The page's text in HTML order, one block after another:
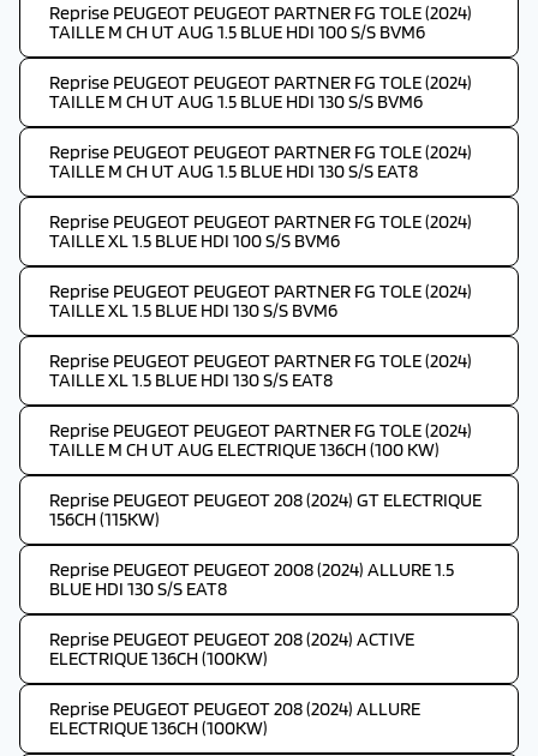
Reprise PEUGEOT PEUGEOT PARTNER FG TOLE (2024)
TAILLE M CH UT AUG 1.5 BLUE HDI 100 S/S BVM6
Reprise PEUGEOT PEUGEOT PARTNER FG TOLE (2024)
TAILLE M CH UT AUG 1.5 BLUE HDI 130 S/S BVM6
Reprise PEUGEOT PEUGEOT PARTNER FG TOLE (2024)
TAILLE M CH UT AUG 1.5 BLUE HDI 130 S/S EAT8
Reprise PEUGEOT PEUGEOT PARTNER FG TOLE (2024)
TAILLE XL 1.5 BLUE HDI 100 S/S BVM6
Reprise PEUGEOT PEUGEOT PARTNER FG TOLE (2024)
TAILLE XL 1.5 BLUE HDI 130 S/S BVM6
Reprise PEUGEOT PEUGEOT PARTNER FG TOLE (2024)
TAILLE XL 1.5 BLUE HDI 130 S/S EAT8
Reprise PEUGEOT PEUGEOT PARTNER FG TOLE (2024)
TAILLE M CH UT AUG ELECTRIQUE 136CH (100 KW)
Reprise PEUGEOT PEUGEOT 208 (2024) GT ELECTRIQUE
156CH (115KW)
Reprise PEUGEOT PEUGEOT 2008 (2024) ALLURE 1.5
BLUE HDI 130 S/S EAT8
Reprise PEUGEOT PEUGEOT 208 (2024) ACTIVE
ELECTRIQUE 136CH (100KW)
Reprise PEUGEOT PEUGEOT 208 (2024) ALLURE
ELECTRIQUE 136CH (100KW)